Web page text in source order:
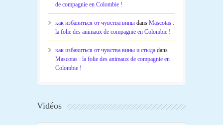
de compagnie en Colombie !
как избавиться от чувства вины dans Mascotas :
la folie des animaux de compagnie en Colombie !
как избавиться от чувства вины и стыда dans
Mascotas : la folie des animaux de compagnie en
Colombie !
Vidéos